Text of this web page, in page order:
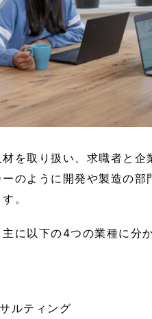
を取り扱い、求職者と
のように開発や製造の
。
に以下の4つの業種に分か
ルティング